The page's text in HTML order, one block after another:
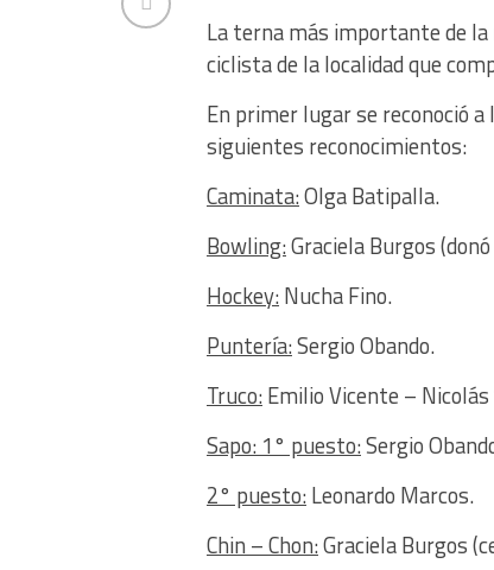
La terna más importante de la
ciclista de la localidad que
En primer lugar se reconoció
siguientes reconocimientos:
Caminata:Olga Batipalla.
Bowling:Graciela Burgos
Hockey:Nucha Fino.
Puntería:Sergio Obando.
Truco:Emilio Vicente – Nicolás
Sapo: 1° puesto:Sergio
2° puesto:Leonardo Marcos.
Chin – Chon:Graciela Burgos